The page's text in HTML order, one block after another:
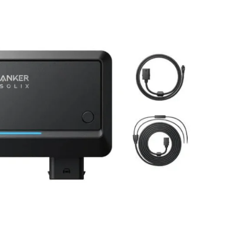
btw-nummer tijdens het afrekenen
Alternator
geschikt
en kan
charging.
Toevoegen aan winkelwagen